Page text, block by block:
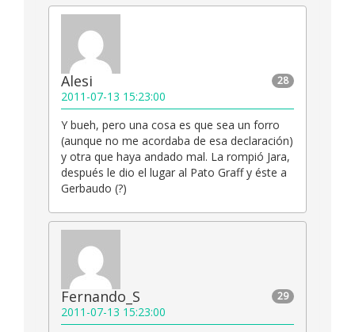
28
Alesi
2011-07-13 15:23:00
Y bueh, pero una cosa es que sea un forro
(aunque no me acordaba de esa declaración)
y otra que haya andado mal. La rompió Jara,
después le dio el lugar al Pato Graff y éste a
Gerbaudo (?)
29
Fernando_S
2011-07-13 15:23:00